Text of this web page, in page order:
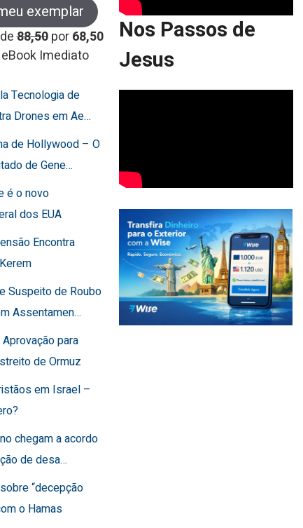
exemplar
88,50 por68,50
Imediato
Tecnologia de
Drones em Ae…
de Hollywood – O
de Gene…
é o novo
dos EUA
Encontra
Suspeito de Roubo
Assentamen…
para
de Ormuz
em Israel –
chegam a acordo
de desa…
“decepção
o Hamas
Nos Passos de
Jesus